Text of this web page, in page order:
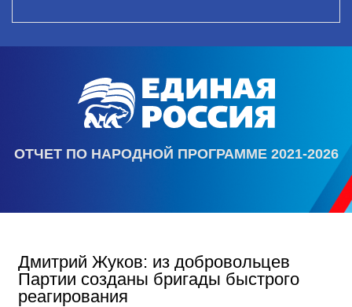
ОТЧЕТ ПО НАРОДНОЙ ПРОГРАММЕ 2021-2026
Дмитрий Жуков: из добровольцев
Партии созданы бригады быстрого
реагирования